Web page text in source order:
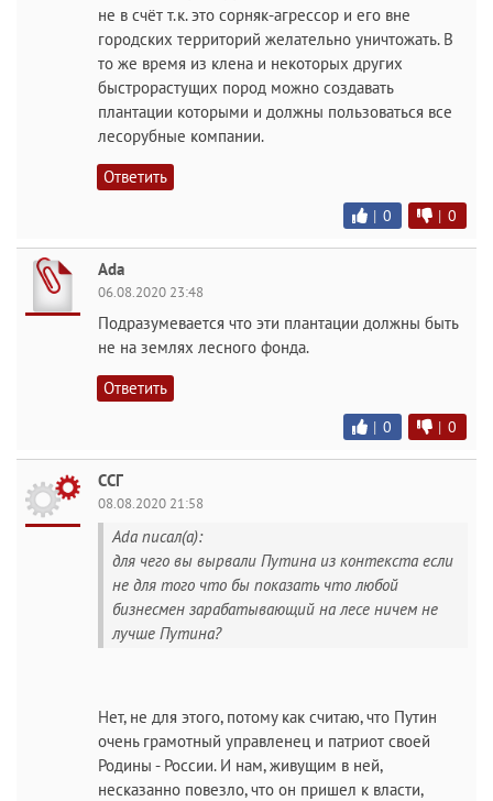
не в счёт т.к. это сорняк-агрессор и его вне
городских территорий желательно уничтожать. В
то же время из клена и некоторых других
быстрорастущих пород можно создавать
плантации которыми и должны пользоваться все
лесорубные компании.
Ответить
| 0 | 0
Ada
06.08.2020 23:48
Подразумевается что эти плантации должны быть
не на землях лесного фонда.
Ответить
| 0 | 0
ССГ
08.08.2020 21:58
Ada писал(а):
для чего вы вырвали Путина из контекста если
не для того что бы показать что любой
бизнесмен зарабатывающий на лесе ничем не
лучше Путина?
Нет, не для этого, потому как считаю, что Путин
очень грамотный управленец и патриот своей
Родины - России. И нам, живущим в ней,
несказанно повезло, что он пришел к власти,